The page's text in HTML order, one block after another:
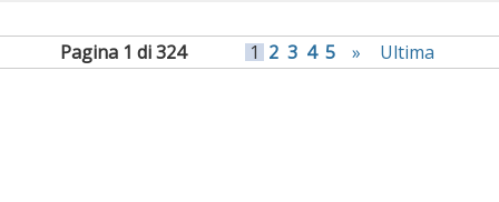
Pagina 1 di 324 1 2 3 4 5 » Ultima